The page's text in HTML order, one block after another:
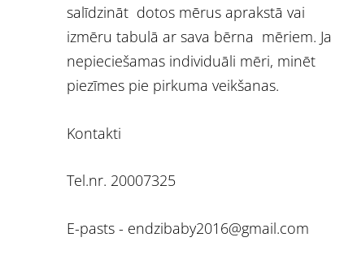
salīdzināt dotos mērus aprakstā vai
izmēru tabulā ar sava bērna mēriem. Ja
nepieciešamas individuāli mēri, minēt
piezīmes pie pirkuma veikšanas.
Kontakti
Tel.nr. 20007325
E-pasts - endzibaby2016@gmail.com